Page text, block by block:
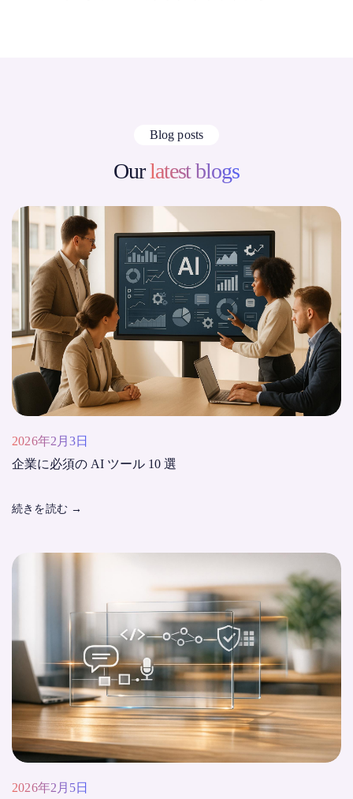
Blog posts
Ourlatest blogs
2026年2月3日
企業に必須の AI ツール 10 選
続きを読む →
2026年2月5日